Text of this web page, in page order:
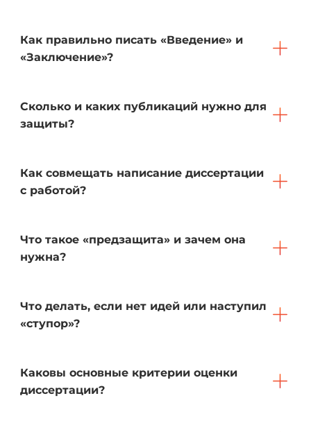
Как правильно писать «Введение» и
«Заключение»?
Сколько и каких публикаций нужно для
защиты?
Как совмещать написание диссертации
с работой?
Что такое «предзащита» и зачем она
нужна?
Что делать, если нет идей или наступил
«ступор»?
Каковы основные критерии оценки
диссертации?